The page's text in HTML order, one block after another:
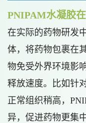
PNIPAM水凝胶
在实际的药物研发
体，将药物包裹在
物免受外界环境影
释放速度。比如针
正常组织稍高，
异，促进药物更集